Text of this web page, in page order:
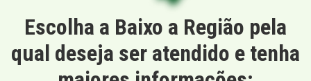
Escolha a Baixo a Região pela
qual deseja ser atendido e tenha